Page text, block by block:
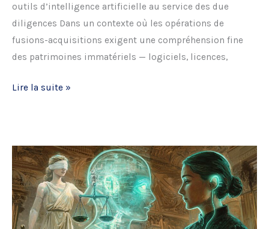
outils d’intelligence artificielle au service des due
diligences Dans un contexte où les opérations de
fusions-acquisitions exigent une compréhension fine
des patrimoines immatériels — logiciels, licences,
Matinale
dans
les
opérations
de
fusion-
Lire la suite »